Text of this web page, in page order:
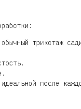
трикотаж
после